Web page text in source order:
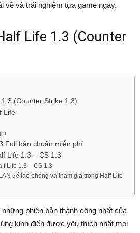
về và trải nghiệm tựa game ngay.
Life 1.3 (Counter
(Counter Strike 1.3)
Life
Full bản chuẩn miễn phí
Life 1.3 – CS 1.3
Life 1.3 – CS 1.3
để tạo phòng và tham gia trong Half Life
những phiên bản thành công nhất của
kinh điển được yêu thích nhất mọi